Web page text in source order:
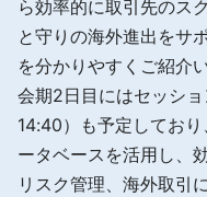
ら効率的に取引先のス
と守りの海外進出をサ
を分かりやすくご紹介
会期2日目にはセッシ
14:40）も予定してお
ータベースを活用し、
リスク管理、海外取引